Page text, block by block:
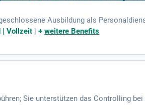
Ausbildung als
| Vollzeit |+weitere Benefits
Sie unterstützen das Controlling
Accounting-Prozessen (z. B.